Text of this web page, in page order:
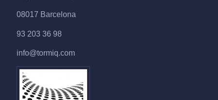
08017 Barcelona
93 203 36 98
info@tormiq.com